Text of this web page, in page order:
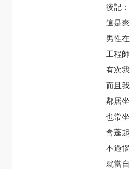
後記：
這是
男性
工程
有次
而且
鄰居
也常
會蓬
不過
就當